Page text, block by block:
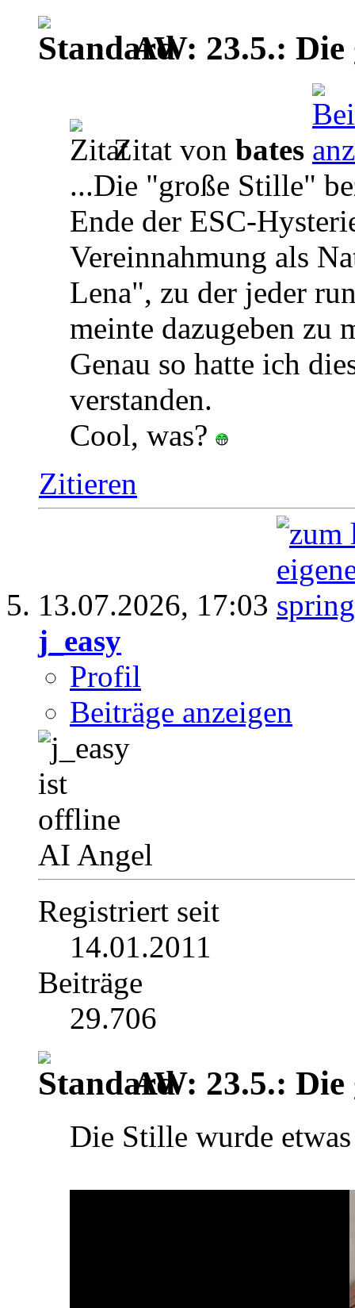
AW: 23.5.: Die
Zitat von bates
...Die "große Stille"
Ende der ESC-
Vereinnahmung als
Lena", zu der jeder
meinte dazugeben zu
Genau so hatte ich
verstanden.
Cool, was?
Zitieren
13.07.2026, 17:03
j_easy
Profil
Beiträge anzeigen
AI Angel
Registriert seit
14.01.2011
Beiträge
29.706
AW: 23.5.: Die
Die Stille wurde